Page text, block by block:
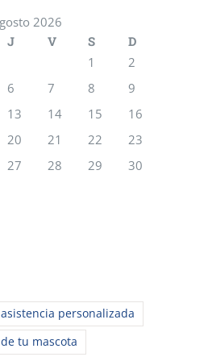
2026
J V S
D
1
2
6 7 8
9
13 14 15
16
20 21 22
23
27 28 29
30
asistencia personalizada
tu mascota